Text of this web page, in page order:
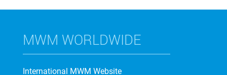
MWM WORLDWIDE
International MWM Website